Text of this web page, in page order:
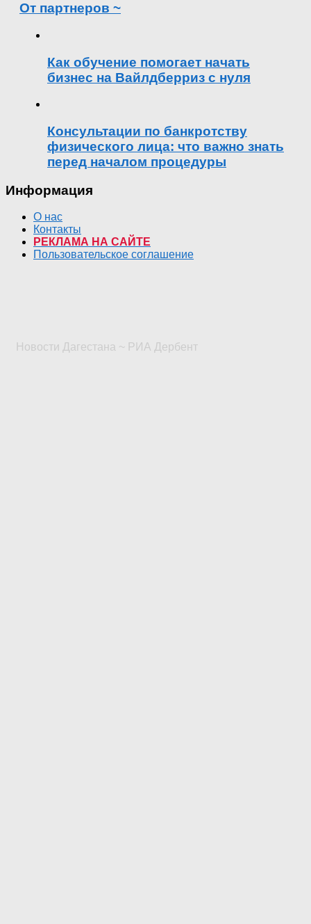
От партнеров ~
Как обучение помогает начать
бизнес на Вайлдберриз с нуля
Консультации по банкротству
физического лица: что важно знать
перед началом процедуры
Информация
О нас
Контакты
РЕКЛАМА НА САЙТЕ
Пользовательское соглашение
Новости Дагестана ~ РИА Дербент